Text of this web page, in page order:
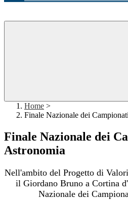
Home >
Finale Nazionale dei
Finale Nazionale dei
Astronomia
Nell'ambito del Progetto di
il Giordano Bruno a Cortina
Nazionale dei